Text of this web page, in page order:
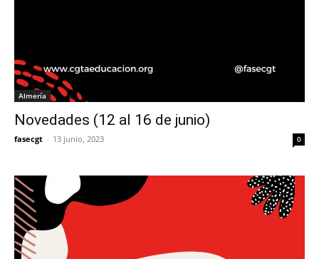
Almería
Novedades (12 al 16 de junio)
fasecgt - 13 junio, 2023 0